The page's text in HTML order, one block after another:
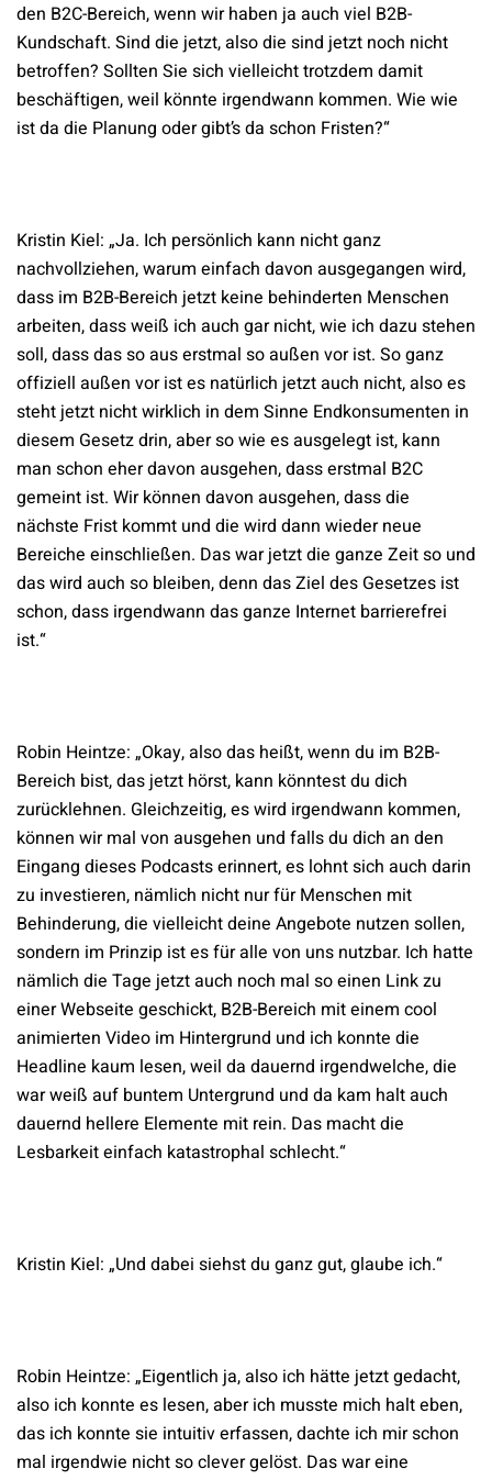
den B2C-Bereich, wenn wir haben ja auch viel B2B-
Kundschaft. Sind die jetzt, also die sind jetzt noch nicht
betroffen? Sollten Sie sich vielleicht trotzdem damit
beschäftigen, weil könnte irgendwann kommen. Wie wie
ist da die Planung oder gibt’s da schon Fristen?“
Kristin Kiel: „Ja. Ich persönlich kann nicht ganz
nachvollziehen, warum einfach davon ausgegangen wird,
dass im B2B-Bereich jetzt keine behinderten Menschen
arbeiten, dass weiß ich auch gar nicht, wie ich dazu stehen
soll, dass das so aus erstmal so außen vor ist. So ganz
offiziell außen vor ist es natürlich jetzt auch nicht, also es
steht jetzt nicht wirklich in dem Sinne Endkonsumenten in
diesem Gesetz drin, aber so wie es ausgelegt ist, kann
man schon eher davon ausgehen, dass erstmal B2C
gemeint ist. Wir können davon ausgehen, dass die
nächste Frist kommt und die wird dann wieder neue
Bereiche einschließen. Das war jetzt die ganze Zeit so und
das wird auch so bleiben, denn das Ziel des Gesetzes ist
schon, dass irgendwann das ganze Internet barrierefrei
ist.“
Robin Heintze: „Okay, also das heißt, wenn du im B2B-
Bereich bist, das jetzt hörst, kann könntest du dich
zurücklehnen. Gleichzeitig, es wird irgendwann kommen,
können wir mal von ausgehen und falls du dich an den
Eingang dieses Podcasts erinnert, es lohnt sich auch darin
zu investieren, nämlich nicht nur für Menschen mit
Behinderung, die vielleicht deine Angebote nutzen sollen,
sondern im Prinzip ist es für alle von uns nutzbar. Ich hatte
nämlich die Tage jetzt auch noch mal so einen Link zu
einer Webseite geschickt, B2B-Bereich mit einem cool
animierten Video im Hintergrund und ich konnte die
Headline kaum lesen, weil da dauernd irgendwelche, die
war weiß auf buntem Untergrund und da kam halt auch
dauernd hellere Elemente mit rein. Das macht die
Lesbarkeit einfach katastrophal schlecht.“
Kristin Kiel: „Und dabei siehst du ganz gut, glaube ich.“
Robin Heintze: „Eigentlich ja, also ich hätte jetzt gedacht,
also ich konnte es lesen, aber ich musste mich halt eben,
das ich konnte sie intuitiv erfassen, dachte ich mir schon
mal irgendwie nicht so clever gelöst. Das war eine